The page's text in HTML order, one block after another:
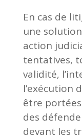
En cas de
une
action
tentatives,
validité,
l’exécution
être
des
devant les